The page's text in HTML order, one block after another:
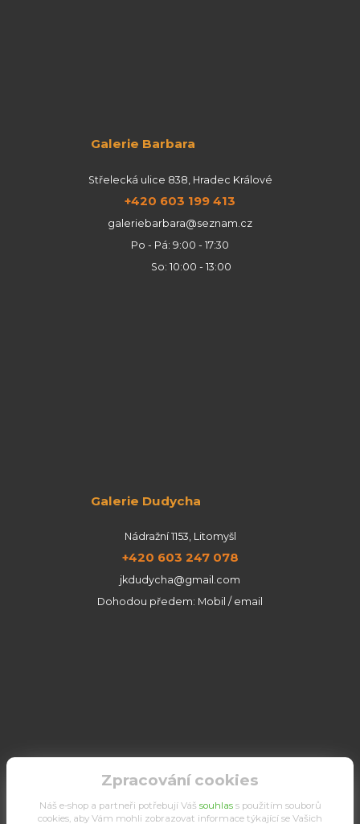
Galerie Barbara
Střelecká ulice 838, Hradec Králové
+420 603 199 413
galeriebarbara@seznam.cz
Po - Pá: 9:00 - 17:30
So: 10:00 - 13:00
Galerie Dudycha
Nádražní 1153, Litomyšl
+420 603 247 078
jkdudycha@gmail.com
Dohodou předem: Mobil / email
Zpracování cookies
Náš e-shop a partneři potřebují Váš souhlass použitím souborů
cookies, aby Vám mohli zobrazovat informace týkající se Vašich